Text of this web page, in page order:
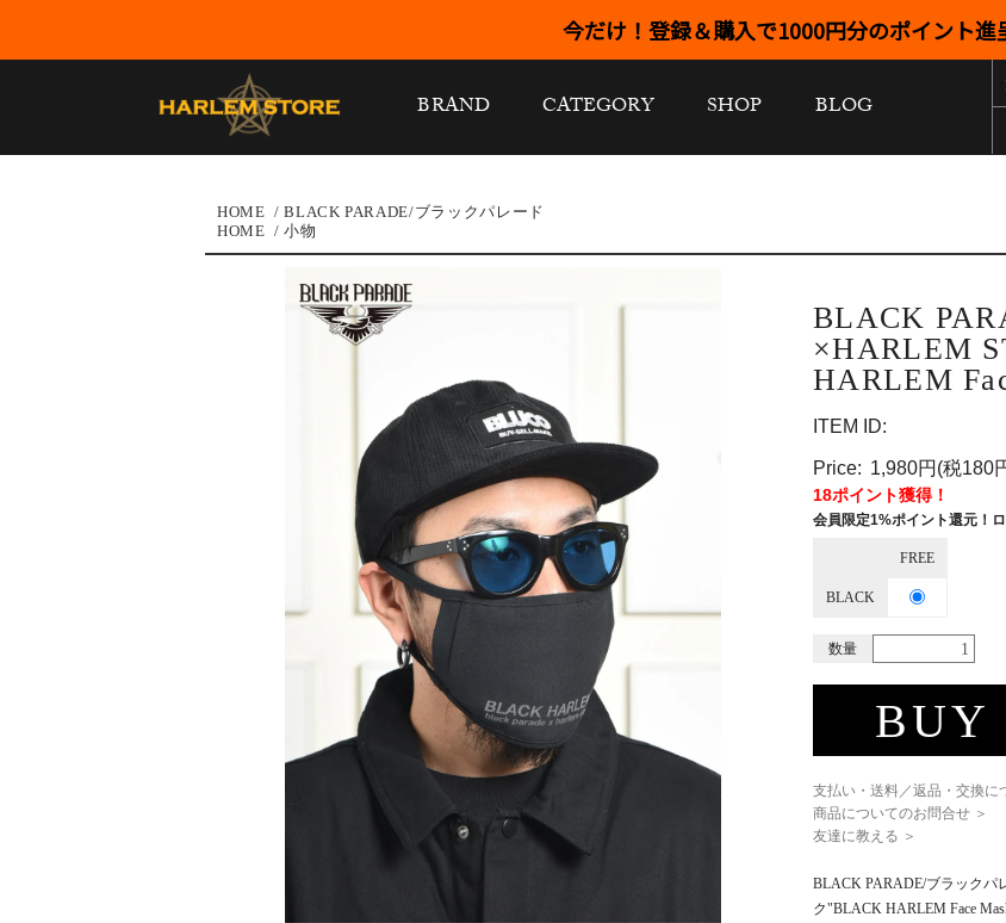
今だけ！登録＆購入で1000円分のポイント進
BRAND CATEGORY SHOP BLOG
HOME /BLACK PARADE/ブラックパレード
HOME /小物
BLACK
×HARLEM
HARLEM
ITEM ID:
Price: 1,980円(税180
18ポイント獲得！
会員限定1%ポイント還元！
FREE
BLACK
数量
BUY
支払い・送料／返品・交換に
商品についてのお問合せ ＞
友達に教える ＞
BLACK PARADE/ブラックパ
ク"BLACK HARLEM Face